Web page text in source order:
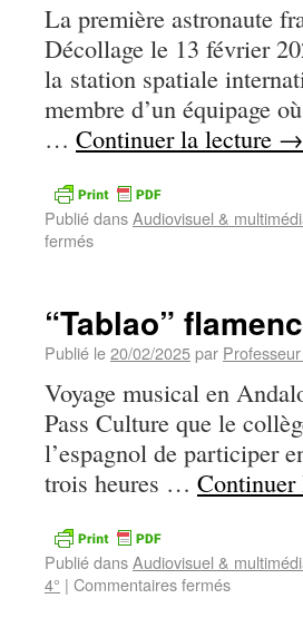
La première astronaute
Décollage le 13 février
la station spatiale
membre d’un équipage
… Continuer la lecture →
Publié dansAudiovisuel &
fermés
“Tablao”
Publié le20/02/2025par
Voyage musical en
Pass Culture que le
l’espagnol de participer
trois heures …
Publié dansAudiovisuel &
4° | Commentaires fermés